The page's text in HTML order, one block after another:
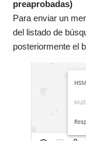
preaprobadas)
Para enviar un
del listado de
posteriormente el